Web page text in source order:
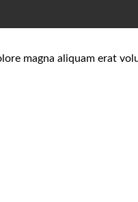
magna aliquam erat